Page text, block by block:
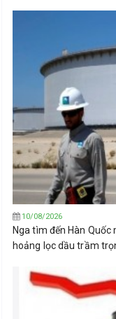
10/08/2026
Nga tìm đến Hàn
hoảng lọc dầu trầm